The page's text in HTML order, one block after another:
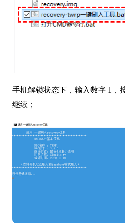
手机解锁状态下，输入数字 1，
继续；